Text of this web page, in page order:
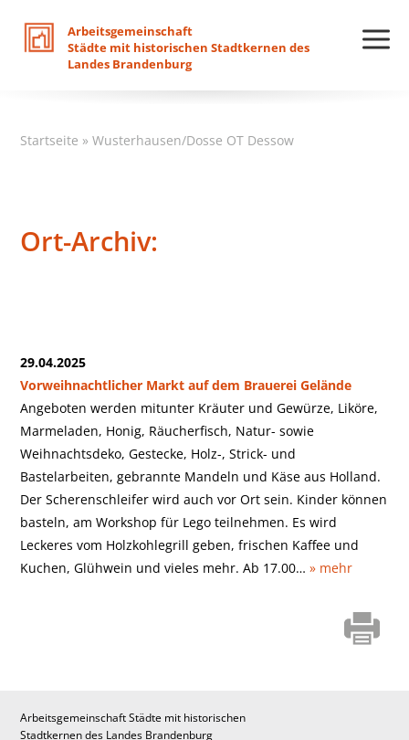
Arbeitsgemeinschaft
Städte mit historischen Stadtkernen des
Landes Brandenburg
Startseite »Wusterhausen/Dosse OT Dessow
Ort-Archiv:
29.04.2025
Vorweihnachtlicher Markt auf dem Brauerei Gelände
Angeboten werden mitunter Kräuter und Gewürze, Liköre,
Marmeladen, Honig, Räucherfisch, Natur- sowie
Weihnachtsdeko, Gestecke, Holz-, Strick- und
Bastelarbeiten, gebrannte Mandeln und Käse aus Holland.
Der Scherenschleifer wird auch vor Ort sein. Kinder können
basteln, am Workshop für Lego teilnehmen. Es wird
Leckeres vom Holzkohlegrill geben, frischen Kaffee und
Kuchen, Glühwein und vieles mehr. Ab 17.00…» mehr
Arbeitsgemeinschaft Städte mit historischen
Stadtkernen des Landes Brandenburg